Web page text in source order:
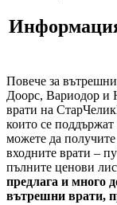
Повече за
Доорс, Вариодор и
врати на
които се
можете да
входните врати –
пълните ценови
предлага и много
вътрешни врати,